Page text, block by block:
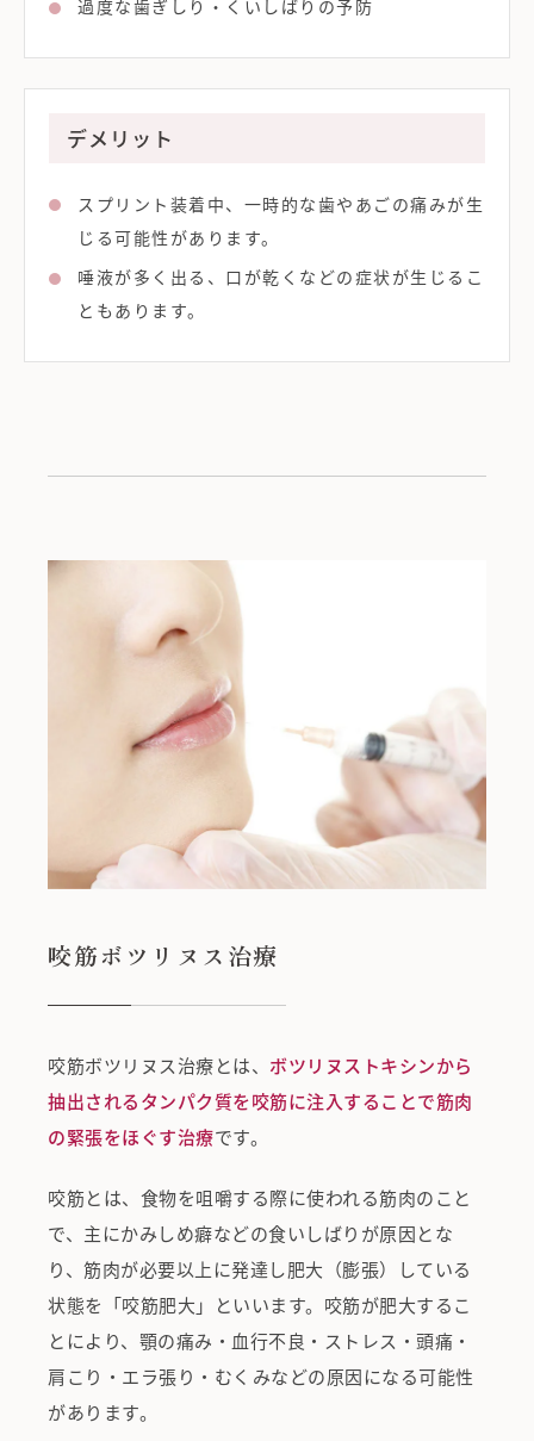
過度な歯ぎしり・くいしばりの予防
デメリット
スプリント装着中、一時的な歯やあごの痛みが生
じる可能性があります。
唾液が多く出る、口が乾くなどの症状が生じるこ
ともあります。
咬筋ボツリヌス治療
咬筋ボツリヌス治療とは、 ボツリヌストキシンから
抽出されるタンパク質を咬筋に注入することで筋肉
の緊張をほぐす治療です。
咬筋とは、食物を咀嚼する際に使われる筋肉のこと
で、主にかみしめ癖などの食いしばりが原因とな
り、筋肉が必要以上に発達し肥大（膨張）している
状態を「咬筋肥大」といいます。咬筋が肥大するこ
とにより、顎の痛み・血行不良・ストレス・頭痛・
肩こり・エラ張り・むくみなどの原因になる可能性
があります。